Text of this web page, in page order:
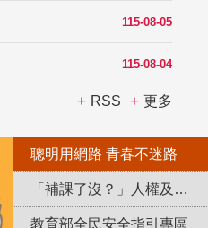
115-08-05
115-08-04
RSS 更多
聰明用網路 青春不迷路
「補課了沒？」人權及轉型正義教育專區
教育部全民安全指引專區